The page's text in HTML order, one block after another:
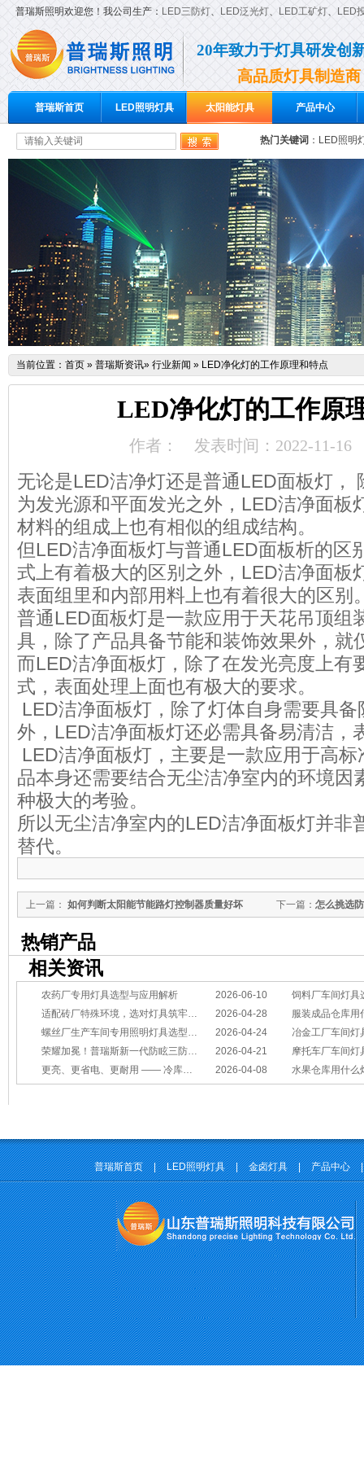
普瑞斯照明欢迎您！我公司生产： LED三防灯、 LED泛光灯、 LED工矿灯、 LED
20年致力于灯具研发创
高品质灯具制造商
普瑞斯首页 LED照明灯具 太阳能灯具 产品中心
热门关键词 ： LED照明
当前位置： 首页 » 普瑞斯资讯» 行业新闻 » LED净化灯的工作原理和特点
LED净化灯的工作原
作者： 发表时间：2022-11-16
无论是LED洁净灯还是普通LED面板灯，
为发光源和平面发光之外，LED洁净面板
材料的组成上也有相似的组成结构。
但LED洁净面板灯与普通LED面板析的区
式上有着极大的区别之外，LED洁净面板
表面组里和内部用料上也有着很大的区别
普通LED面板灯是一款应用于天花吊顶组
具，除了产品具备节能和装饰效果外，就
而LED洁净面板灯，除了在发光亮度上有
式，表面处理上面也有极大的要求。
LED洁净面板灯，除了灯体自身需要具
外，LED洁净面板灯还必需具备易清洁，
LED洁净面板灯，主要是一款应用于高
品本身还需要结合无尘洁净室内的环境因
种极大的考验。
所以无尘洁净室内的LED洁净面板灯并非
替代。
下一篇： 怎么挑选
上一篇： 如何判断太阳能节能路灯控制器质量好坏
热销产品
相关资讯
2026-06-10
农药厂专用灯具选型与应用解析
饲料厂车间灯具
2026-04-28
适配砖厂特殊环境，选对灯具筑牢生产安全线
服装成品仓库用
2026-04-24
螺丝厂生产车间专用照明灯具选型方案
冶金工厂车间灯具选型指南：
2026-04-21
荣耀加冕！普瑞斯新一代防眩三防灯BC-L斩获2026阿拉丁神灯奖
摩托车厂车间灯具怎么选？
2026-04-08
更亮、更省电、更耐用 —— 冷库照明优选 水果仓库用什么
普瑞斯首页 | LED照明灯具 | 金卤灯具 | 产品中心 |